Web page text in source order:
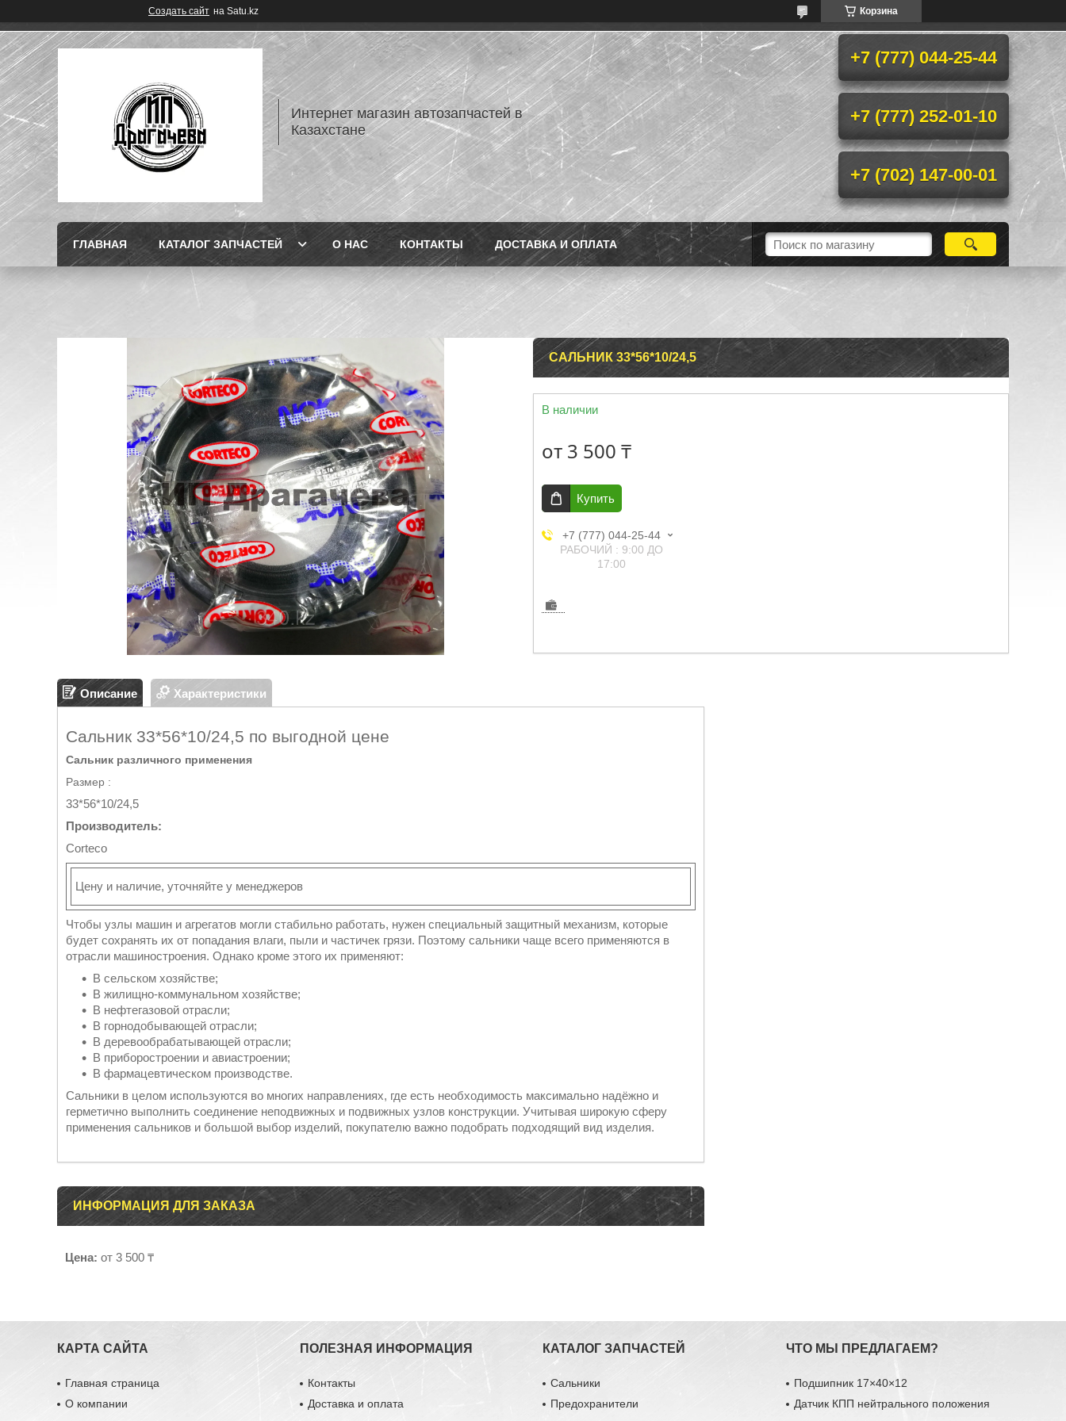
Создать сайт на Satu.kz Корзина
Интернет магазин автозапчастей в
Казахстане
+7 (777) 044-25-44
+7 (777) 252-01-10
+7 (702) 147-00-01
ГЛАВНАЯ КАТАЛОГ ЗАПЧАСТЕЙ О НАС КОНТАКТЫ ДОСТАВКА И ОПЛАТА
САЛЬНИК 33*56*10/24,5
В наличии
от 3 500 ₸
Купить
+7 (777) 044-25-44
РАБОЧИЙ : 9:00 ДО
17:00
Описание Характеристики
Сальник 33*56*10/24,5 по выгодной цене
Сальник различного применения
Размер :
33*56*10/24,5
Производитель:
Corteco
Цену и наличие, уточняйте у менеджеров
Чтобы узлы машин и агрегатов могли стабильно работать, нужен специальный защитный механизм, которые
будет сохранять их от попадания влаги, пыли и частичек грязи. Поэтому сальники чаще всего применяются в
отрасли машиностроения. Однако кроме этого их применяют:
В сельском хозяйстве;
В жилищно-коммунальном хозяйстве;
В нефтегазовой отрасли;
В горнодобывающей отрасли;
В деревообрабатывающей отрасли;
В приборостроении и авиастроении;
В фармацевтическом производстве.
Сальники в целом используются во многих направлениях, где есть необходимость максимально надёжно и
герметично выполнить соединение неподвижных и подвижных узлов конструкции. Учитывая широкую сферу
применения сальников и большой выбор изделий, покупателю важно подобрать подходящий вид изделия.
ИНФОРМАЦИЯ ДЛЯ ЗАКАЗА
Цена: от 3 500 ₸
КАРТА САЙТА
Главная страница
О компании
ПОЛЕЗНАЯ ИНФОРМАЦИЯ
Контакты
Доставка и оплата
КАТАЛОГ ЗАПЧАСТЕЙ
Сальники
Предохранители
ЧТО МЫ ПРЕДЛАГАЕМ?
Подшипник 17×40×12
Датчик КПП нейтрального положения